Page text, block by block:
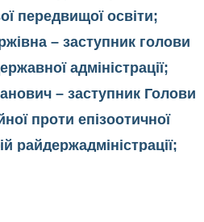
передвищої освіти;
– заступник голови
адміністрації;
– заступник Голови
проти епізоотичної
райдержадміністрації;